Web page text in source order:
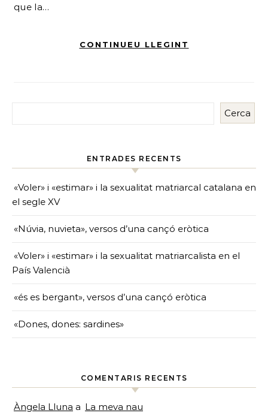
que la…
CONTINUEU LLEGINT
Cerca
ENTRADES RECENTS
«Voler» i «estimar» i la sexualitat matriarcal catalana en
el segle XV
«Núvia, nuvieta», versos d’una cançó eròtica
«Voler» i «estimar» i la sexualitat matriarcalista en el
País Valencià
«és es bergant», versos d’una cançó eròtica
«Dones, dones: sardines»
COMENTARIS RECENTS
Àngela Lluna a La meva nau